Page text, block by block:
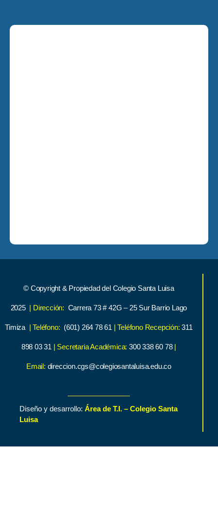
© Copyright & Propiedad del Colegio Santa Luisa
2025 | Dirección: Carrera 73 # 42G – 25 Sur Barrio Lago
Timiza | Teléfono: (601) 264 78 61 | Teléfono Recepción: 311
898 03 31 | Secretaria Académica:300 338 60 78 |
Email: direccion.cgs@colegiosantaluisa.edu.co
Diseño y desarrollo: Área de T.I. – Colegio Santa
Luisa